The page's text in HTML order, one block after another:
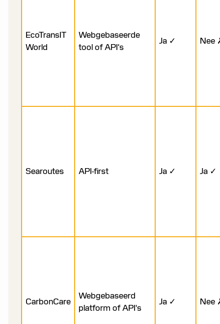
EcoTransIT
World
Webgebaseerde
tool of API's
Ja ✓ Nee
Searoutes API-first Ja ✓ Ja ✓
CarbonCare
Webgebaseerd
platform of API's
Ja ✓ Nee